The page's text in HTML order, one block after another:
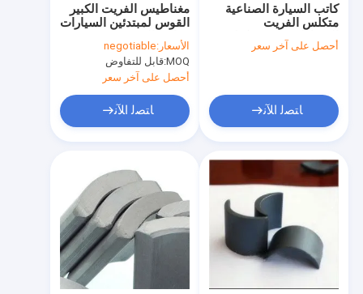
مغناطيس الفريت الكبير
القوس لمبتدئين السيارات
رمادي الفحم
الأسعار:negotiable
MOQ: قابل للتفاوض
أحصل على آخر سعر
ﺎﺘﺼﻟ ﺍﻶﻧ
كاتب السيارة الصناعية
متكلس الفريت
ورقة كتلة مخصصة
أحصل على آخر سعر
ﺎﺘﺼﻟ ﺍﻶﻧ